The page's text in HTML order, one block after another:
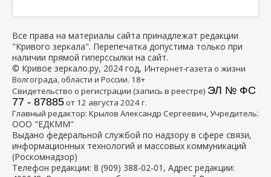
Все права на материалы сайта принадлежат редакции
"Кривого зеркала". Перепечатка допустима только при
наличии прямой гиперссылки на сайт.
© Кривое зеркало.ру, 2024 год, Интернет-газета о жизни
Волгограда, области и России. 18+
Свидетельство о регистрации (запись в реестре) ЭЛ № ФС
77 - 87885от 12 августа 2024 г.
Главный редактор: Крылов Александр Сергеевич, Учредитель:
ООО "ЕДКММ"
Выдано федеральной службой по надзору в сфере связи,
информационных технологий и массовых коммуникаций
(Роскомнадзор)
Телефон редакции: 8 (909) 388-02-01 , Адрес редакции: